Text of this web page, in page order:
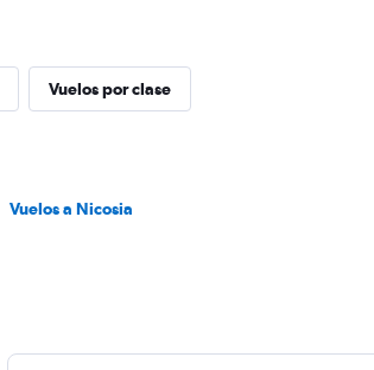
Vuelos por clase
Vuelos a Nicosia